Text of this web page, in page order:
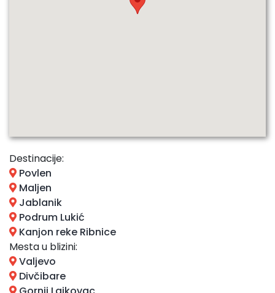
Destinacije:
Povlen
Maljen
Jablanik
Podrum Lukić
Kanjon reke Ribnice
Mesta u blizini:
Valjevo
Divčibare